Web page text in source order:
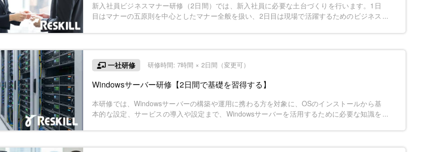
新入社員ビジネスマナー研修（2日間）では、新入社員に必要な土台づくりを行います。1日
目はマナーの五原則を中心としたマナー全般を扱い、2日目は現場で活躍するためのビジネス
して必要な考え方や振る舞い方を学ぶことができる内容です。
一社研修 研修時間: 7時間 × 2日間（変更可）
Windowsサーバー研修【2日間で基礎を習得する】
本研修では、Windowsサーバーの構築や運用に携わる方を対象に、OSのインストールから基
本的な設定、サービスの導入や設定まで、Windowsサーバーを活用するために必要な知識を